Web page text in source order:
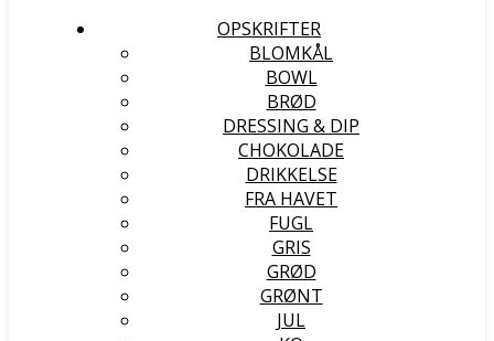
OPSKRIFTER
BLOMKÅL
BOWL
BRØD
DRESSING & DIP
CHOKOLADE
DRIKKELSE
FRA HAVET
FUGL
GRIS
GRØD
GRØNT
JUL